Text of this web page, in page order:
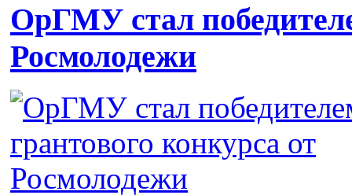
ОрГМУ стал
Росмолодежи